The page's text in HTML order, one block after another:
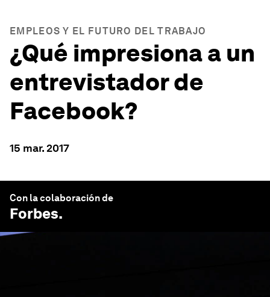
EMPLEOS Y EL FUTURO DEL TRABAJO
¿Qué impresiona a un
entrevistador de
Facebook?
15 mar. 2017
Con la colaboración de
Forbes.